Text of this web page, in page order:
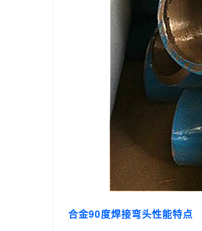
合金90度焊接弯头性能特点